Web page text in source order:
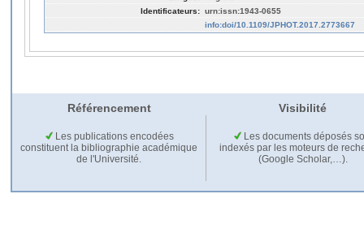
Identificateurs: urn:issn:1943-0655
info:doi/10.1109/JPHOT.2017.2773667
Référencement Visibilité
Les publications encodées
constituent la bibliographie académique
de l'Université.
Les documents déposés
indexés par les moteurs de
(Google Scholar,…).